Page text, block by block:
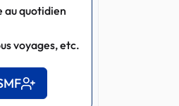
au quotidien
voyages, etc.